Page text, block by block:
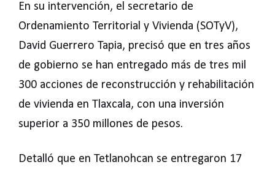
En su intervención, el secretario de
Ordenamiento Territorial y Vivienda (SOTyV),
David Guerrero Tapia, precisó que en tres años
de gobierno se han entregado más de tres mil
300 acciones de reconstrucción y rehabilitación
de vivienda en Tlaxcala, con una inversión
superior a 350 millones de pesos.
Detalló que en Tetlanohcan se entregaron 17